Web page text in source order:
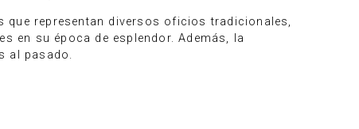
que representan diversos oficios tradicionales,
en su época de esplendor. Además, la
al pasado.